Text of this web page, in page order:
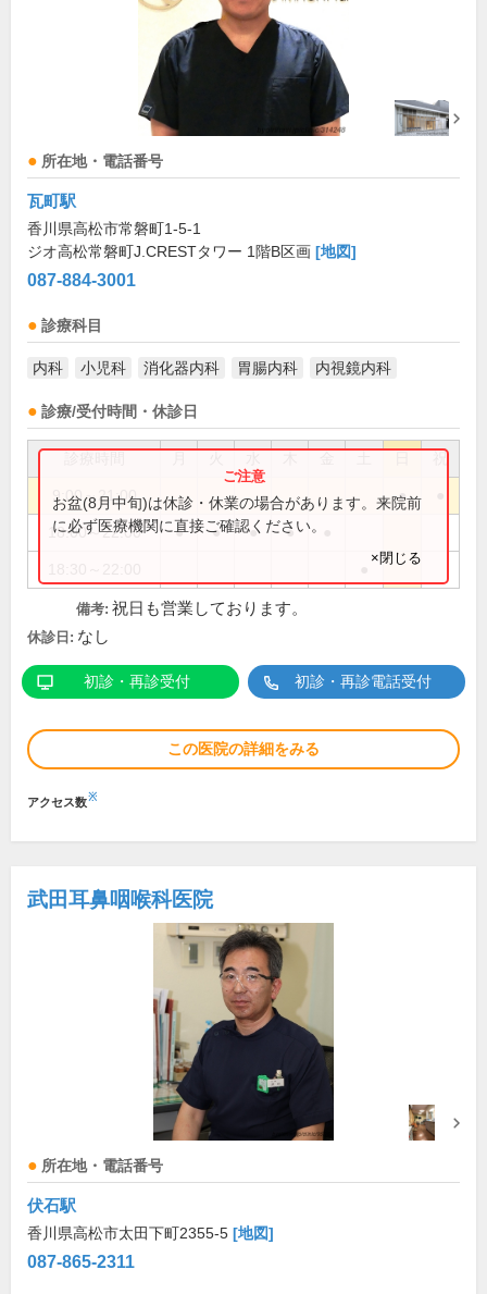
所在地・電話番号
瓦町駅
香川県高松市常磐町1-5-1
ジオ高松常磐町J.CRESTタワー 1階B区画 [地図]
087-884-3001
診療科目
内科 小児科 消化器内科 胃腸内科 内視鏡内科
診療/受付時間・休診日
祝
9:00～21:00 ●
18:00～22:00 ● ● ● ●
お盆(8月中旬)は休診・休業の場合があります。来院前
に必ず医療機関に直接ご確認ください。
×閉じる
備考: 祝日も営業しております。
休診日: なし
初診・再診受付 初診・再診電話受付
この医院の詳細をみる
アクセス数※
武田耳鼻咽喉科医院
所在地・電話番号
伏石駅
香川県高松市太田下町2355-5 [地図]
087-865-2311